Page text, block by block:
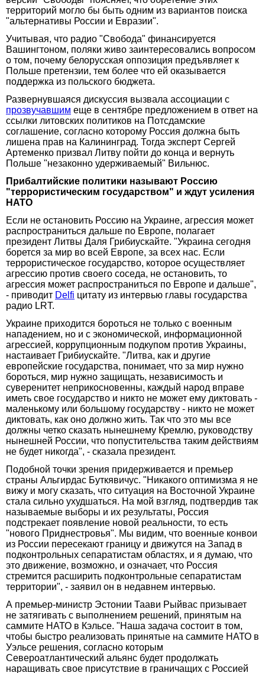
территорий могло бы быть одним из вариантов поиска
"альтернативы России и Евразии".
Учитывая, что радио "Свобода" финансируется
Вашингтоном, поляки живо заинтересовались вопросом
о том, почему белорусская оппозиция предъявляет к
Польше претензии, тем более что ей оказывается
поддержка из польского бюджета.
Развернувшаяся дискуссия вызвала ассоциации с
прозвучавшим еще в сентябре предложением в ответ на
ссылки литовских политиков на Потсдамские
соглашение, согласно которому Россия должна быть
лишена прав на Калининград. Тогда эксперт Сергей
Артеменко призвал Литву пойти до конца и вернуть
Польше "незаконно удерживаемый" Вильнюс.
Прибалтийские политики называют Россию
"террористическим государством" и ждут усиления
НАТО
Если не остановить Россию на Украине, агрессия может
распространиться дальше по Европе, полагает
президент Литвы Даля Грибиускайте. "Украина сегодня
борется за мир во всей Европе, за всех нас. Если
террористическое государство, которое осуществляет
агрессию против своего соседа, не остановить, то
агрессия может распространиться по Европе и дальше",
- приводит Delfi цитату из интервью главы государства
радио LRT.
Украине приходится бороться не только с военным
нападением, но и с экономической, информационной
агрессией, коррупционным подкупом против Украины,
настаивает Грибиускайте. "Литва, как и другие
европейские государства, понимает, что за мир нужно
бороться, мир нужно защищать, независимость и
суверенитет неприкосновенны, каждый народ вправе
иметь свое государство и никто не может ему диктовать -
маленькому или большому государству - никто не может
диктовать, как оно должно жить. Так что это мы все
должны четко сказать нынешнему Кремлю, руководству
нынешней России, что попустительства таким действиям
не будет никогда", - сказала президент.
Подобной точки зрения придерживается и премьер
страны Альгирдас Буткявичус. "Никакого оптимизма я не
вижу и могу сказать, что ситуация на Восточной Украине
стала сильно ухудшаться. На мой взгляд, подтвердив так
называемые выборы и их результаты, Россия
подстрекает появление новой реальности, то есть
"нового Приднестровья". Мы видим, что военные конвои
из России пересекают границу и движутся на Запад в
подконтрольных сепаратистам областях, и я думаю, что
это движение, возможно, и означает, что Россия
стремится расширить подконтрольные сепаратистам
территории", - заявил он в недавнем интервью.
А премьер-министр Эстонии Таави Рыйвас призывает
не затягивать с выполнением решений, принятым на
саммите НАТО в Кэльсе. "Наша задача состоит в том,
чтобы быстро реализовать принятые на саммите НАТО в
Уэльсе решения, согласно которым
Североатлантический альянс будет продолжать
наращивать свое присутствие в граничащих с Россией